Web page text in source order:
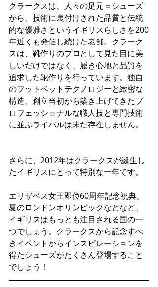
クラークスは、人々の足元＝シューズ
から、技術に裏付けされた品質と伝統
的な優雅さというイギリスらしさを200
年近くも発信し続けた老舗。クラーク
スは、靴作りのプロとして見た目に美
しいだけではなく、履き心地と品質を
追求した靴作りを行っています。独自
のフットベットテクノロジーと緻密な
構造、創立当初から築き上げてきたプ
ロフェッショナルな職人技と専門技術
に並ぶライバルは未だ存在しません。
さらに、2012年はクラークスが誕生し
たイギリスにとって特別な一年です。
エリザベス女王即位60周年記念祝典、
夏のロンドンオリンピックなどなど、
イギリスはもっとも注目される国の一
つでしょう。クラークスから記念すべ
きイベントからインスピレーションを
得たシューズがたくさん登場すること
でしょう！